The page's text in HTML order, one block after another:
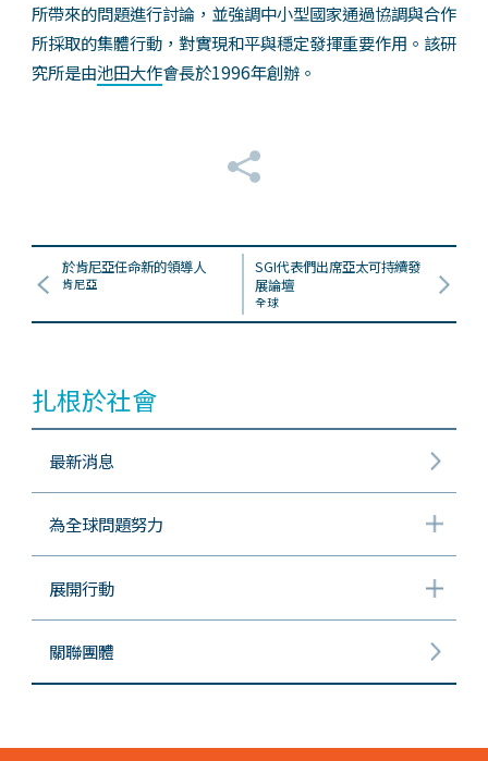
所帶來的問題進行討論，並強調中小型國家通過協調與合作
所採取的集體行動，對實現和平與穩定發揮重要作用。該研
究所是由池田大作會長於1996年創辦。
於肯尼亞任命新的領導人
肯尼亞
SGI代表們出席亞太可持續發
展論壇
全球
扎根於社會
最新消息
為全球問題努力
展開行動
關聯團體